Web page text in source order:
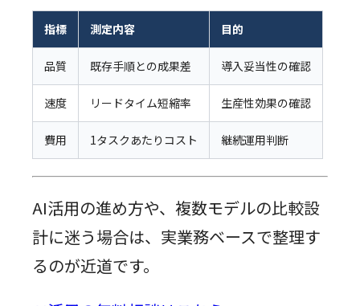
指標 測定内容 目的
品質 既存手順との成果差 導入妥当性の確認
速度 リードタイム短縮率 生産性効果の確認
費用 1タスクあたりコスト 継続運用判断
AI活用の進め方や、複数モデルの比較設
計に迷う場合は、実業務ベースで整理す
るのが近道です。